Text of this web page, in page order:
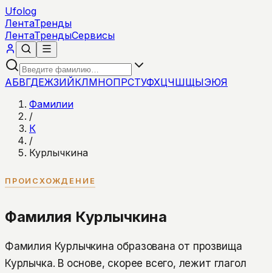
Ufolog
ЛентаТренды
ЛентаТрендыСервисы
АБВГДЕЖЗИЙКЛМНОПРСТУФХЦЧШЩЫЭЮЯ
Фамилии
/
К
/
Курлычкина
ПРОИСХОЖДЕНИЕ
Фамилия Курлычкина
Фамилия Курлычкина образована от прозвища
Курлычка. В основе, скорее всего, лежит глагол